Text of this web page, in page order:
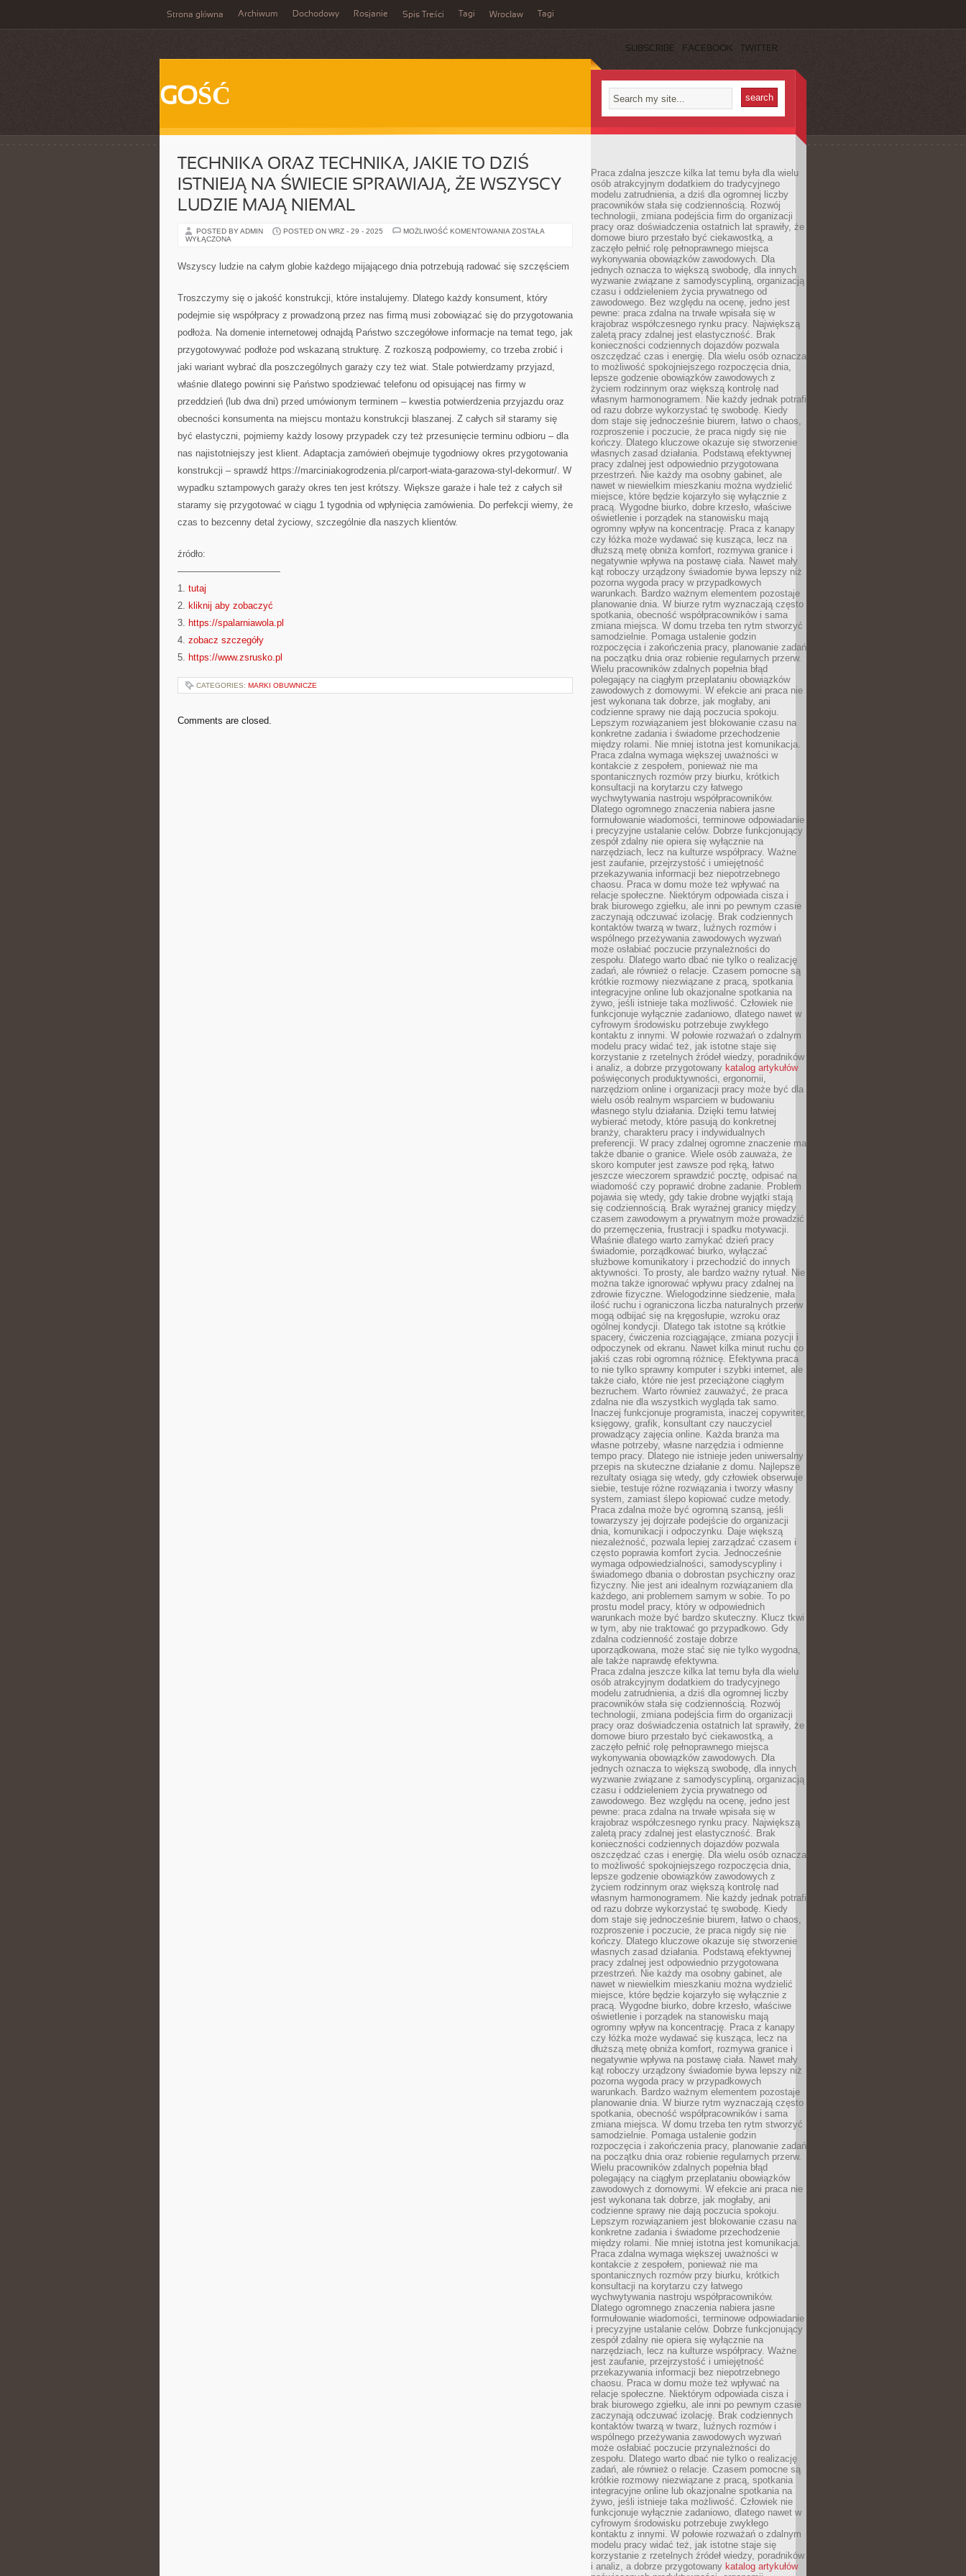
Strona główna Archiwum Dochodowy Rosjanie Spis Treści Tagi Wrocław Tagi
SUBSCRIBE FACEBOOK TWITTER
GOŚĆ
TECHNIKA ORAZ TECHNIKA, JAKIE TO DZIŚ
ISTNIEJĄ NA ŚWIECIE SPRAWIAJĄ, ŻE WSZYSCY
LUDZIE MAJĄ NIEMAL
POSTED BY ADMIN POSTED ON WRZ - 29 - 2025 MOŻLIWOŚĆ KOMENTOWANIA TECHNIKA
DZIŚ
ŚWIECIE
SPRAWIAJĄ,
WSZYSCY
MAJĄ
ZOSTAŁA
WYŁĄCZONA
Wszyscy ludzie na całym globie każdego mijającego dnia potrzebują radować się szczęściem
Troszczymy się o jakość konstrukcji, które instalujemy. Dlatego każdy konsument, który
podejmie się współpracy z prowadzoną przez nas firmą musi zobowiązać się do przygotowania
podłoża. Na domenie internetowej odnajdą Państwo szczegółowe informacje na temat tego, jak
przygotowywać podłoże pod wskazaną strukturę. Z rozkoszą podpowiemy, co trzeba zrobić i
jaki wariant wybrać dla poszczególnych garaży czy też wiat. Stale potwierdzamy przyjazd,
właśnie dlatego powinni się Państwo spodziewać telefonu od opisującej nas firmy w
przeddzień (lub dwa dni) przed umówionym terminem – kwestia potwierdzenia przyjazdu oraz
obecności konsumenta na miejscu montażu konstrukcji blaszanej. Z całych sił staramy się
być elastyczni, pojmiemy każdy losowy przypadek czy też przesunięcie terminu odbioru – dla
nas najistotniejszy jest klient. Adaptacja zamówień obejmuje tygodniowy okres przygotowania
konstrukcji – sprawdź https://marciniakogrodzenia.pl/carport-wiata-garazowa-styl-dekormur/. W
wypadku sztampowych garaży okres ten jest krótszy. Większe garaże i hale też z całych sił
staramy się przygotować w ciągu 1 tygodnia od wpłynięcia zamówienia. Do perfekcji wiemy, że
czas to bezcenny detal życiowy, szczególnie dla naszych klientów.
źródło:
———————————
1. tutaj
2. kliknij aby zobaczyć
3. https://spalarniawola.pl
4. zobacz szczegóły
5. https://www.zsrusko.pl
CATEGORIES: MARKI OBUWNICZE
Comments are closed.
Praca zdalna jeszcze kilka lat temu była dla wielu
osób atrakcyjnym dodatkiem do tradycyjnego
modelu zatrudnienia, a dziś dla ogromnej liczby
pracowników stała się codziennością. Rozwój
technologii, zmiana podejścia firm do organizacji
pracy oraz doświadczenia ostatnich lat sprawiły, że
domowe biuro przestało być ciekawostką, a
zaczęło pełnić rolę pełnoprawnego miejsca
wykonywania obowiązków zawodowych. Dla
jednych oznacza to większą swobodę, dla innych
wyzwanie związane z samodyscypliną, organizacją
czasu i oddzieleniem życia prywatnego od
zawodowego. Bez względu na ocenę, jedno jest
pewne: praca zdalna na trwałe wpisała się w
krajobraz współczesnego rynku pracy. Największą
zaletą pracy zdalnej jest elastyczność. Brak
konieczności codziennych dojazdów pozwala
oszczędzać czas i energię. Dla wielu osób oznacza
to możliwość spokojniejszego rozpoczęcia dnia,
lepsze godzenie obowiązków zawodowych z
życiem rodzinnym oraz większą kontrolę nad
własnym harmonogramem. Nie każdy jednak potrafi
od razu dobrze wykorzystać tę swobodę. Kiedy
dom staje się jednocześnie biurem, łatwo o chaos,
rozproszenie i poczucie, że praca nigdy się nie
kończy. Dlatego kluczowe okazuje się stworzenie
własnych zasad działania. Podstawą efektywnej
pracy zdalnej jest odpowiednio przygotowana
przestrzeń. Nie każdy ma osobny gabinet, ale
nawet w niewielkim mieszkaniu można wydzielić
miejsce, które będzie kojarzyło się wyłącznie z
pracą. Wygodne biurko, dobre krzesło, właściwe
oświetlenie i porządek na stanowisku mają
ogromny wpływ na koncentrację. Praca z kanapy
czy łóżka może wydawać się kusząca, lecz na
dłuższą metę obniża komfort, rozmywa granice i
negatywnie wpływa na postawę ciała. Nawet mały
kąt roboczy urządzony świadomie bywa lepszy niż
pozorna wygoda pracy w przypadkowych
warunkach. Bardzo ważnym elementem pozostaje
planowanie dnia. W biurze rytm wyznaczają często
spotkania, obecność współpracowników i sama
zmiana miejsca. W domu trzeba ten rytm stworzyć
samodzielnie. Pomaga ustalenie godzin
rozpoczęcia i zakończenia pracy, planowanie zadań
na początku dnia oraz robienie regularnych przerw.
Wielu pracowników zdalnych popełnia błąd
polegający na ciągłym przeplataniu obowiązków
zawodowych z domowymi. W efekcie ani praca nie
jest wykonana tak dobrze, jak mogłaby, ani
codzienne sprawy nie dają poczucia spokoju.
Lepszym rozwiązaniem jest blokowanie czasu na
konkretne zadania i świadome przechodzenie
między rolami. Nie mniej istotna jest komunikacja.
Praca zdalna wymaga większej uważności w
kontakcie z zespołem, ponieważ nie ma
spontanicznych rozmów przy biurku, krótkich
konsultacji na korytarzu czy łatwego
wychwytywania nastroju współpracowników.
Dlatego ogromnego znaczenia nabiera jasne
formułowanie wiadomości, terminowe odpowiadanie
i precyzyjne ustalanie celów. Dobrze funkcjonujący
zespół zdalny nie opiera się wyłącznie na
narzędziach, lecz na kulturze współpracy. Ważne
jest zaufanie, przejrzystość i umiejętność
przekazywania informacji bez niepotrzebnego
chaosu. Praca w domu może też wpływać na
relacje społeczne. Niektórym odpowiada cisza i
brak biurowego zgiełku, ale inni po pewnym czasie
zaczynają odczuwać izolację. Brak codziennych
kontaktów twarzą w twarz, luźnych rozmów i
wspólnego przeżywania zawodowych wyzwań
może osłabiać poczucie przynależności do
zespołu. Dlatego warto dbać nie tylko o realizację
zadań, ale również o relacje. Czasem pomocne są
krótkie rozmowy niezwiązane z pracą, spotkania
integracyjne online lub okazjonalne spotkania na
żywo, jeśli istnieje taka możliwość. Człowiek nie
funkcjonuje wyłącznie zadaniowo, dlatego nawet w
cyfrowym środowisku potrzebuje zwykłego
kontaktu z innymi. W połowie rozważań o zdalnym
modelu pracy widać też, jak istotne staje się
korzystanie z rzetelnych źródeł wiedzy, poradników
i analiz, a dobrze przygotowany katalog artykułów
poświęconych produktywności, ergonomii,
narzędziom online i organizacji pracy może być dla
wielu osób realnym wsparciem w budowaniu
własnego stylu działania. Dzięki temu łatwiej
wybierać metody, które pasują do konkretnej
branży, charakteru pracy i indywidualnych
preferencji. W pracy zdalnej ogromne znaczenie ma
także dbanie o granice. Wiele osób zauważa, że
skoro komputer jest zawsze pod ręką, łatwo
jeszcze wieczorem sprawdzić pocztę, odpisać na
wiadomość czy poprawić drobne zadanie. Problem
pojawia się wtedy, gdy takie drobne wyjątki stają
się codziennością. Brak wyraźnej granicy między
czasem zawodowym a prywatnym może prowadzić
do przemęczenia, frustracji i spadku motywacji.
Właśnie dlatego warto zamykać dzień pracy
świadomie, porządkować biurko, wyłączać
służbowe komunikatory i przechodzić do innych
aktywności. To prosty, ale bardzo ważny rytuał. Nie
można także ignorować wpływu pracy zdalnej na
zdrowie fizyczne. Wielogodzinne siedzenie, mała
ilość ruchu i ograniczona liczba naturalnych przerw
mogą odbijać się na kręgosłupie, wzroku oraz
ogólnej kondycji. Dlatego tak istotne są krótkie
spacery, ćwiczenia rozciągające, zmiana pozycji i
odpoczynek od ekranu. Nawet kilka minut ruchu co
jakiś czas robi ogromną różnicę. Efektywna praca
to nie tylko sprawny komputer i szybki internet, ale
także ciało, które nie jest przeciążone ciągłym
bezruchem. Warto również zauważyć, że praca
zdalna nie dla wszystkich wygląda tak samo.
Inaczej funkcjonuje programista, inaczej copywriter,
księgowy, grafik, konsultant czy nauczyciel
prowadzący zajęcia online. Każda branża ma
własne potrzeby, własne narzędzia i odmienne
tempo pracy. Dlatego nie istnieje jeden uniwersalny
przepis na skuteczne działanie z domu. Najlepsze
rezultaty osiąga się wtedy, gdy człowiek obserwuje
siebie, testuje różne rozwiązania i tworzy własny
system, zamiast ślepo kopiować cudze metody.
Praca zdalna może być ogromną szansą, jeśli
towarzyszy jej dojrzałe podejście do organizacji
dnia, komunikacji i odpoczynku. Daje większą
niezależność, pozwala lepiej zarządzać czasem i
często poprawia komfort życia. Jednocześnie
wymaga odpowiedzialności, samodyscypliny i
świadomego dbania o dobrostan psychiczny oraz
fizyczny. Nie jest ani idealnym rozwiązaniem dla
każdego, ani problemem samym w sobie. To po
prostu model pracy, który w odpowiednich
warunkach może być bardzo skuteczny. Klucz tkwi
w tym, aby nie traktować go przypadkowo. Gdy
zdalna codzienność zostaje dobrze
uporządkowana, może stać się nie tylko wygodna,
ale także naprawdę efektywna.
Praca zdalna jeszcze kilka lat temu była dla wielu
osób atrakcyjnym dodatkiem do tradycyjnego
modelu zatrudnienia, a dziś dla ogromnej liczby
pracowników stała się codziennością. Rozwój
technologii, zmiana podejścia firm do organizacji
pracy oraz doświadczenia ostatnich lat sprawiły, że
domowe biuro przestało być ciekawostką, a
zaczęło pełnić rolę pełnoprawnego miejsca
wykonywania obowiązków zawodowych. Dla
jednych oznacza to większą swobodę, dla innych
wyzwanie związane z samodyscypliną, organizacją
czasu i oddzieleniem życia prywatnego od
zawodowego. Bez względu na ocenę, jedno jest
pewne: praca zdalna na trwałe wpisała się w
krajobraz współczesnego rynku pracy. Największą
zaletą pracy zdalnej jest elastyczność. Brak
konieczności codziennych dojazdów pozwala
oszczędzać czas i energię. Dla wielu osób oznacza
to możliwość spokojniejszego rozpoczęcia dnia,
lepsze godzenie obowiązków zawodowych z
życiem rodzinnym oraz większą kontrolę nad
własnym harmonogramem. Nie każdy jednak potrafi
od razu dobrze wykorzystać tę swobodę. Kiedy
dom staje się jednocześnie biurem, łatwo o chaos,
rozproszenie i poczucie, że praca nigdy się nie
kończy. Dlatego kluczowe okazuje się stworzenie
własnych zasad działania. Podstawą efektywnej
pracy zdalnej jest odpowiednio przygotowana
przestrzeń. Nie każdy ma osobny gabinet, ale
nawet w niewielkim mieszkaniu można wydzielić
miejsce, które będzie kojarzyło się wyłącznie z
pracą. Wygodne biurko, dobre krzesło, właściwe
oświetlenie i porządek na stanowisku mają
ogromny wpływ na koncentrację. Praca z kanapy
czy łóżka może wydawać się kusząca, lecz na
dłuższą metę obniża komfort, rozmywa granice i
negatywnie wpływa na postawę ciała. Nawet mały
kąt roboczy urządzony świadomie bywa lepszy niż
pozorna wygoda pracy w przypadkowych
warunkach. Bardzo ważnym elementem pozostaje
planowanie dnia. W biurze rytm wyznaczają często
spotkania, obecność współpracowników i sama
zmiana miejsca. W domu trzeba ten rytm stworzyć
samodzielnie. Pomaga ustalenie godzin
rozpoczęcia i zakończenia pracy, planowanie zadań
na początku dnia oraz robienie regularnych przerw.
Wielu pracowników zdalnych popełnia błąd
polegający na ciągłym przeplataniu obowiązków
zawodowych z domowymi. W efekcie ani praca nie
jest wykonana tak dobrze, jak mogłaby, ani
codzienne sprawy nie dają poczucia spokoju.
Lepszym rozwiązaniem jest blokowanie czasu na
konkretne zadania i świadome przechodzenie
między rolami. Nie mniej istotna jest komunikacja.
Praca zdalna wymaga większej uważności w
kontakcie z zespołem, ponieważ nie ma
spontanicznych rozmów przy biurku, krótkich
konsultacji na korytarzu czy łatwego
wychwytywania nastroju współpracowników.
Dlatego ogromnego znaczenia nabiera jasne
formułowanie wiadomości, terminowe odpowiadanie
i precyzyjne ustalanie celów. Dobrze funkcjonujący
zespół zdalny nie opiera się wyłącznie na
narzędziach, lecz na kulturze współpracy. Ważne
jest zaufanie, przejrzystość i umiejętność
przekazywania informacji bez niepotrzebnego
chaosu. Praca w domu może też wpływać na
relacje społeczne. Niektórym odpowiada cisza i
brak biurowego zgiełku, ale inni po pewnym czasie
zaczynają odczuwać izolację. Brak codziennych
kontaktów twarzą w twarz, luźnych rozmów i
wspólnego przeżywania zawodowych wyzwań
może osłabiać poczucie przynależności do
zespołu. Dlatego warto dbać nie tylko o realizację
zadań, ale również o relacje. Czasem pomocne są
krótkie rozmowy niezwiązane z pracą, spotkania
integracyjne online lub okazjonalne spotkania na
żywo, jeśli istnieje taka możliwość. Człowiek nie
funkcjonuje wyłącznie zadaniowo, dlatego nawet w
cyfrowym środowisku potrzebuje zwykłego
kontaktu z innymi. W połowie rozważań o zdalnym
modelu pracy widać też, jak istotne staje się
korzystanie z rzetelnych źródeł wiedzy, poradników
i analiz, a dobrze przygotowany katalog artykułów